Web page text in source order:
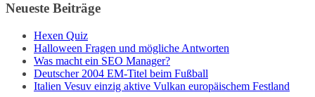
Neueste Beiträge
Hexen Quiz
Halloween Fragen und mögliche Antworten
Was macht ein SEO Manager?
Deutscher 2004 EM-Titel beim Fußball
Italien Vesuv einzig aktive Vulkan europäischem Festland